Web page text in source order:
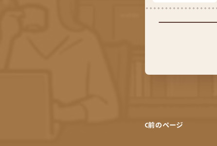
前のページ